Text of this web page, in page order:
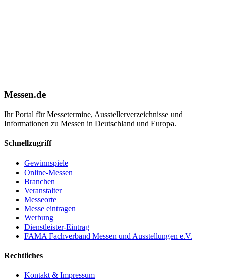
Messen.de
Ihr Portal für Messetermine, Ausstellerverzeichnisse und
Informationen zu Messen in Deutschland und Europa.
Schnellzugriff
Gewinnspiele
Online-Messen
Branchen
Veranstalter
Messeorte
Messe eintragen
Werbung
Dienstleister-Eintrag
FAMA Fachverband Messen und Ausstellungen e.V.
Rechtliches
Kontakt & Impressum